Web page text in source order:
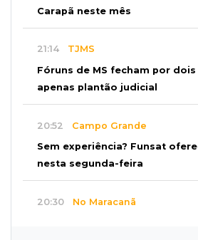
Carapã neste mês
21:14 TJMS
Fóruns de MS fecham por
apenas plantão judicial
20:52 Campo Grande
Sem experiência? Funsat
nesta segunda-feira
20:30 No Maracanã